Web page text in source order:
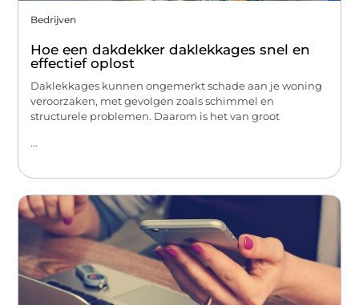
Bedrijven
Hoe een dakdekker daklekkages snel en
effectief oplost
Daklekkages kunnen ongemerkt schade aan je woning
veroorzaken, met gevolgen zoals schimmel en
structurele problemen. Daarom is het van groot
...